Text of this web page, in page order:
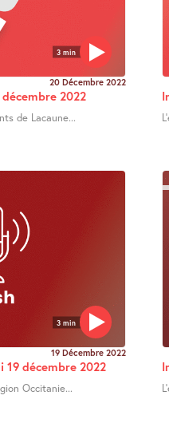
3 min
20 Décembre 2022
2022
de Lacaune...
3 min
19 Décembre 2022
19 décembre 2022
Occitanie...